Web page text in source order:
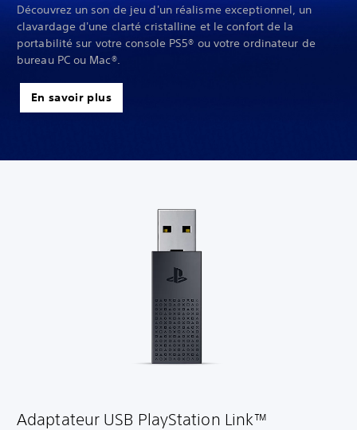
Découvrez un son de jeu d'un réalisme exceptionnel, un
clavardage d'une clarté cristalline et le confort de la
portabilité sur votre console PS5® ou votre ordinateur de
bureau PC ou Mac®.
En savoir plus
Adaptateur USB PlayStation Link™